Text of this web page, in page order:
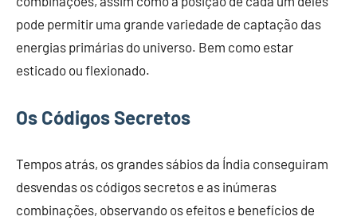
pode permitir uma grande variedade de captação das
energias primárias do universo. Bem como estar
esticado ou flexionado.
Os Códigos Secretos
Tempos atrás, os grandes sábios da Índia conseguiram
desvendas os códigos secretos e as inúmeras
combinações, observando os efeitos e benefícios de